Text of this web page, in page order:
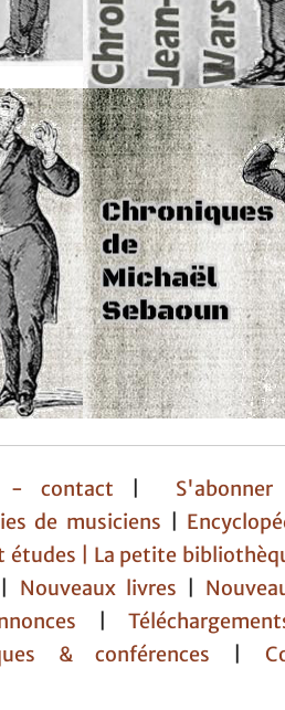
- contact
de musiciens
études | La petite
Nouveaux livres
& conférences